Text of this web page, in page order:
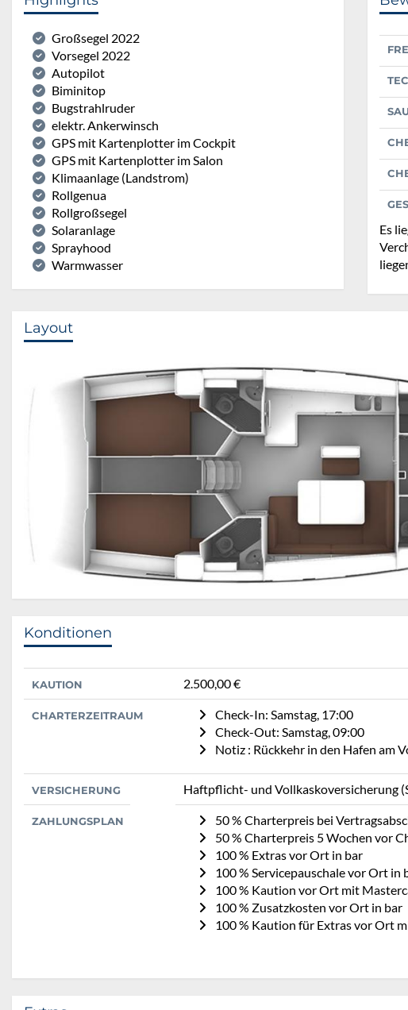
Großsegel 2022
Vorsegel 2022
Autopilot
Biminitop
Bugstrahlruder
elektr. Ankerwinsch
GPS mit Kartenplotter im Cockpit
GPS mit Kartenplotter im Salon
Klimaanlage (Landstrom)
Rollgenua
Rollgroßsegel
Solaranlage
Sprayhood
Warmwasser
Es
Layout
Konditionen
KAUTION 2.500,00 €
CHARTERZEITRAUM
Check-In: Samstag, 17:00
Check-Out: Samstag, 09:00
Notiz : Rückkehr in den Hafen am
VERSICHERUNG Haftpflicht- und Vollkaskoversicherung
ZAHLUNGSPLAN
50 % Charterpreis bei
50 % Charterpreis 5 Wochen vor
100 % Extras vor Ort in bar
100 % Servicepauschale vor Ort in
100 % Kaution vor Ort mit
100 % Zusatzkosten vor Ort in bar
100 % Kaution für Extras vor Ort